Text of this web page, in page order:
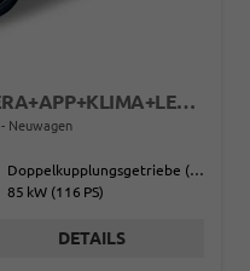
LIMITED (LIFE+) ACC+KAMERA+APP+KLIMA+LED+17'' ALU
Neuwagen
Doppelkupplungsgetriebe (DSG)
85 kW (116 PS)
DETAILS